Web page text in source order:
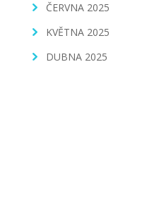
ČERVNA 2025
KVĚTNA 2025
DUBNA 2025